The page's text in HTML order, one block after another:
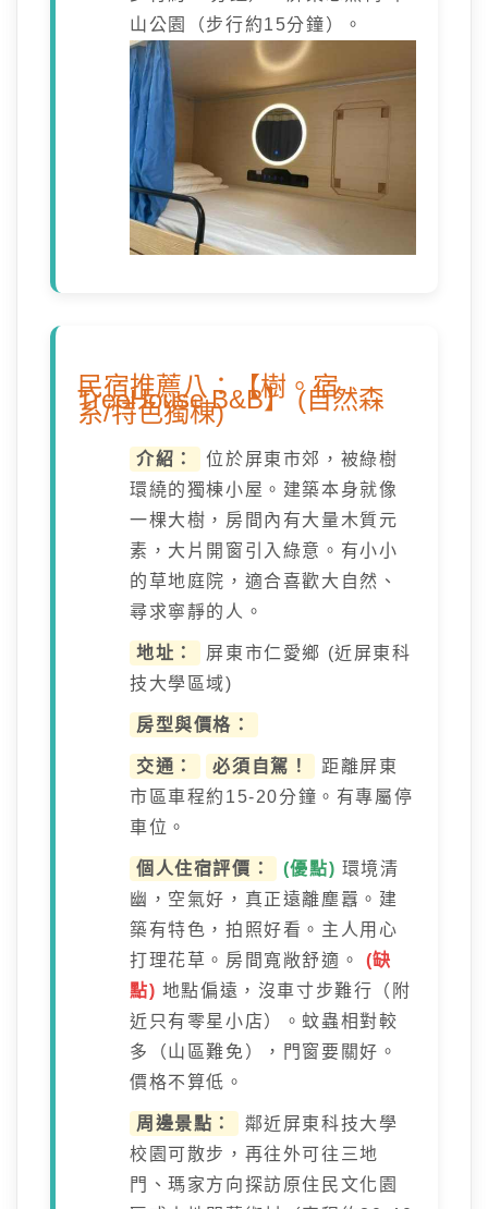
山公園（步行約15分鐘）。
民宿推薦八：【樹。宿
TreeHouse B&B】 (自然森
系/特色獨棟)
介紹：
位於屏東市郊，被綠樹
環繞的獨棟小屋。建築本身就像
一棵大樹，房間內有大量木質元
素，大片開窗引入綠意。有小小
的草地庭院，適合喜歡大自然、
尋求寧靜的人。
地址：
屏東市仁愛鄉 (近屏東科
技大學區域)
房型與價格：
交通： 必須自駕！
距離屏東
市區車程約15-20分鐘。有專屬停
車位。
個人住宿評價： (優點) 環境清
幽，空氣好，真正遠離塵囂。建
築有特色，拍照好看。主人用心
打理花草。房間寬敞舒適。 (缺
點) 地點偏遠，沒車寸步難行（附
近只有零星小店）。蚊蟲相對較
多（山區難免），門窗要關好。
價格不算低。
周邊景點：
鄰近屏東科技大學
校園可散步，再往外可往三地
門、瑪家方向探訪原住民文化園